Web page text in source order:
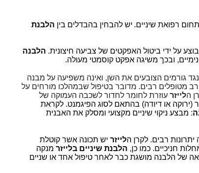
רפואת שיניים. יש להבחין בהבדלים בין הלבנת
על ידי ביטול האפקטים של צביעה חיצונית. הלבנה
ובכך משיגה אפקט קוסמטי מעולה.
גורמים הצובעים את השן, ואינה משפיעה על מבנה
מטופלים רבים. מדובר בטיפול שבמהלכו מורחים על
הלייזר עוזרת לחומר לחדור לשכבה העמוקה של
(ירוקה או דיודה) בהתאם לסוג הפיגמנט. לקראת
: מבצע ניקוי שיניים מקצועי ומסלק את האבנית
רבים. לקרן הלייזר יש תכונה אשר קוטלת
חניכיים. כמו כן, הלבנת שיניים בלייזר מנקה
של הלבנה מושגת כבר לאחר טיפול אחד או שניים